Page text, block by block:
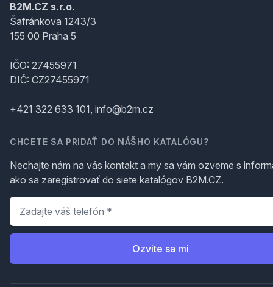
B2M.CZ s.r.o.
Šafránkova 1243/3
155 00 Praha 5
IČO: 27455971
DIČ: CZ27455971
+421 322 633 101, info@b2m.cz
CHCETE SA PRIDAŤ DO NÁŠHO KATALÓGU?
Nechajte nám na vás kontakt a my sa vám ozveme s
ako sa zaregistrovať do siete katalógov B2M.CZ.
Telefón
Ozvite sa mi